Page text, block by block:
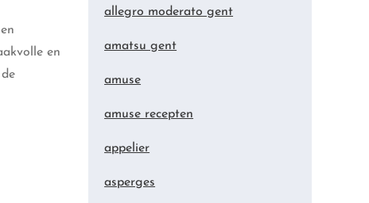
en
allegro moderato gent
amatsu gent
amuse
amuse recepten
appelier
asperges